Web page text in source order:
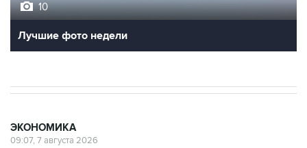
10
Лучшие фото недели
ЭКОНОМИКА
09:07, 7 августа 2026